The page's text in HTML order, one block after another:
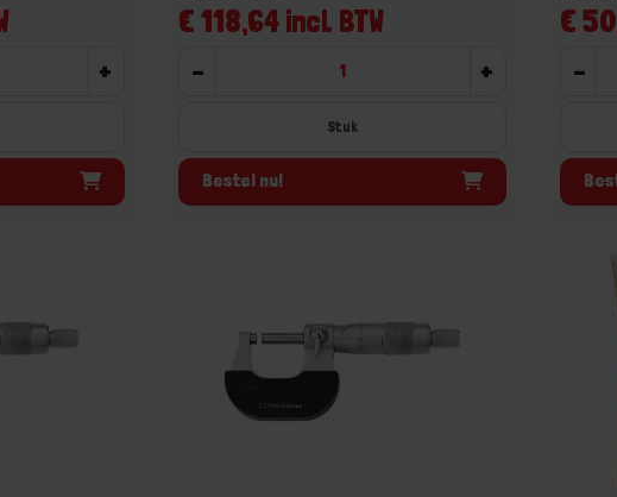
+
€ 118,64 incl. BTW
- +
Stuk
Bestel nu!
€
-